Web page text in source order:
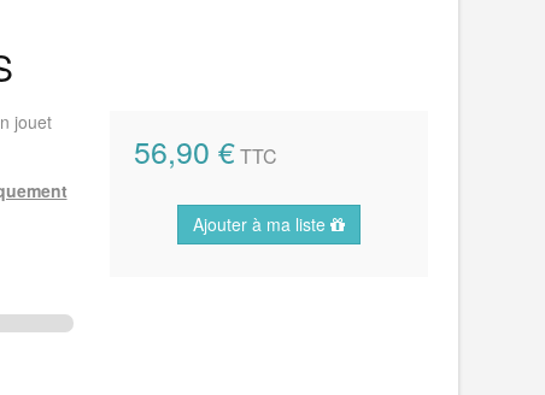
56,90 €TTC
Ajouter à ma liste
jouet